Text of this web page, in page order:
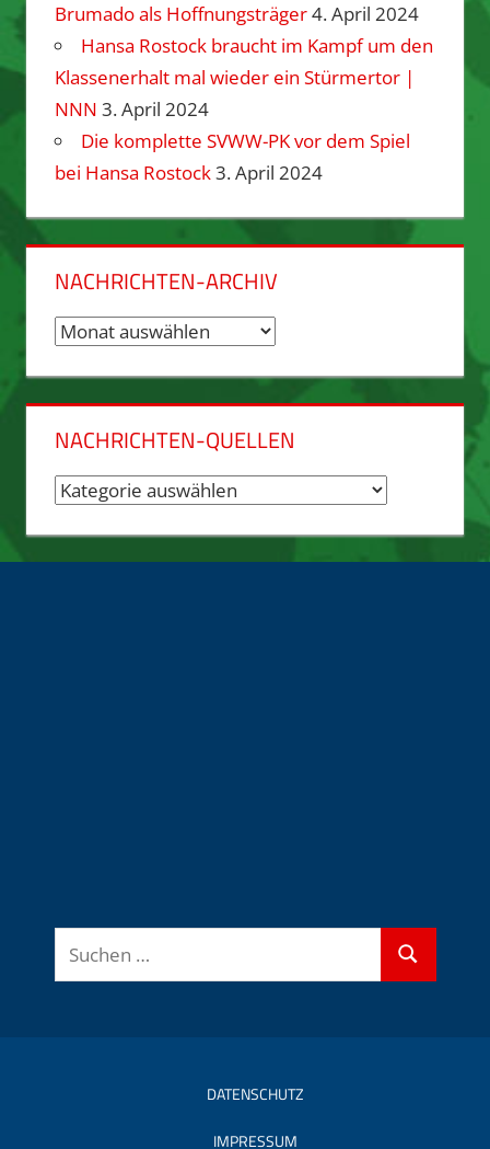
Brumado als Hoffnungsträger4. April 2024
Hansa Rostock braucht im Kampf um den
Klassenerhalt mal wieder ein Stürmertor |
NNN 3. April 2024
Die komplette SVWW-PK vor dem Spiel
bei Hansa Rostock3. April 2024
NACHRICHTEN-ARCHIV
Nachrichten-
NACHRICHTEN-QUELLEN
Nachrichten-
Suchen
nach:
Suchen
DATENSCHUTZ
IMPRESSUM